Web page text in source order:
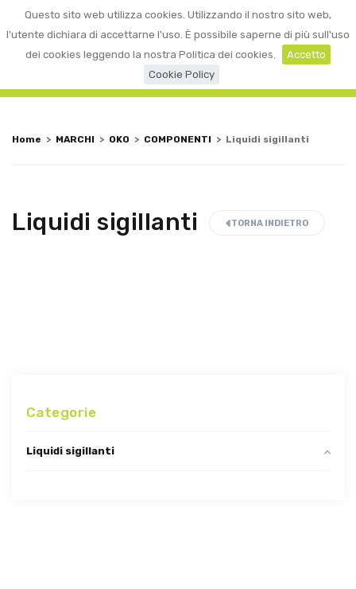
Questo sito web utilizza cookies. Utilizzando il nostro sito web,
l'utente dichiara di accettarne l'uso. È possibile saperne di più sull'uso
dei cookies leggendo la nostra Politica dei cookies.
Accetto
Cookie Policy
☰ 0
Home > MARCHI > OKO > COMPONENTI > Liquidi sigillanti
Liquidi sigillanti TORNA INDIETRO
Categorie
Liquidi sigillanti